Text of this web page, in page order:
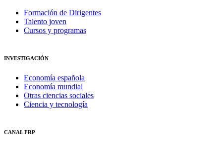
Formación de Dirigentes
Talento joven
Cursos y programas
INVESTIGACIÓN
Economía española
Economía mundial
Otras ciencias sociales
Ciencia y tecnología
CANAL FRP